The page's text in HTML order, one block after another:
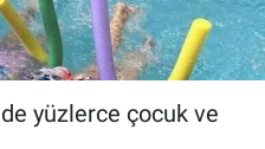
yüzlerce çocuk ve